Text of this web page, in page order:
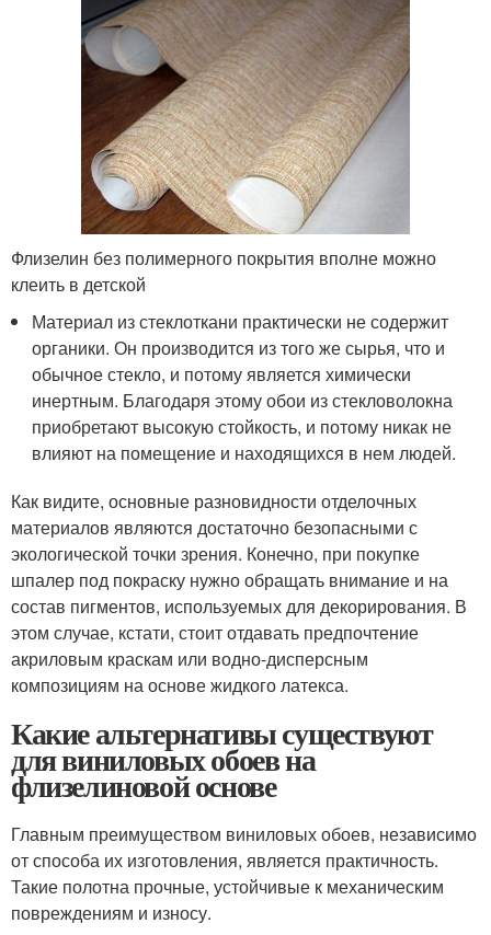
Флизелин без полимерного покрытия вполне можно
клеить в детской
Материал из стеклоткани практически не содержит
органики. Он производится из того же сырья, что и
обычное стекло, и потому является химически
инертным. Благодаря этому обои из стекловолокна
приобретают высокую стойкость, и потому никак не
влияют на помещение и находящихся в нем людей.
Как видите, основные разновидности отделочных
материалов являются достаточно безопасными с
экологической точки зрения. Конечно, при покупке
шпалер под покраску нужно обращать внимание и на
состав пигментов, используемых для декорирования. В
этом случае, кстати, стоит отдавать предпочтение
акриловым краскам или водно-дисперсным
композициям на основе жидкого латекса.
Какие альтернативы существуют
для виниловых обоев на
флизелиновой основе
Главным преимуществом виниловых обоев, независимо
от способа их изготовления, является практичность.
Такие полотна прочные, устойчивые к механическим
повреждениям и износу.